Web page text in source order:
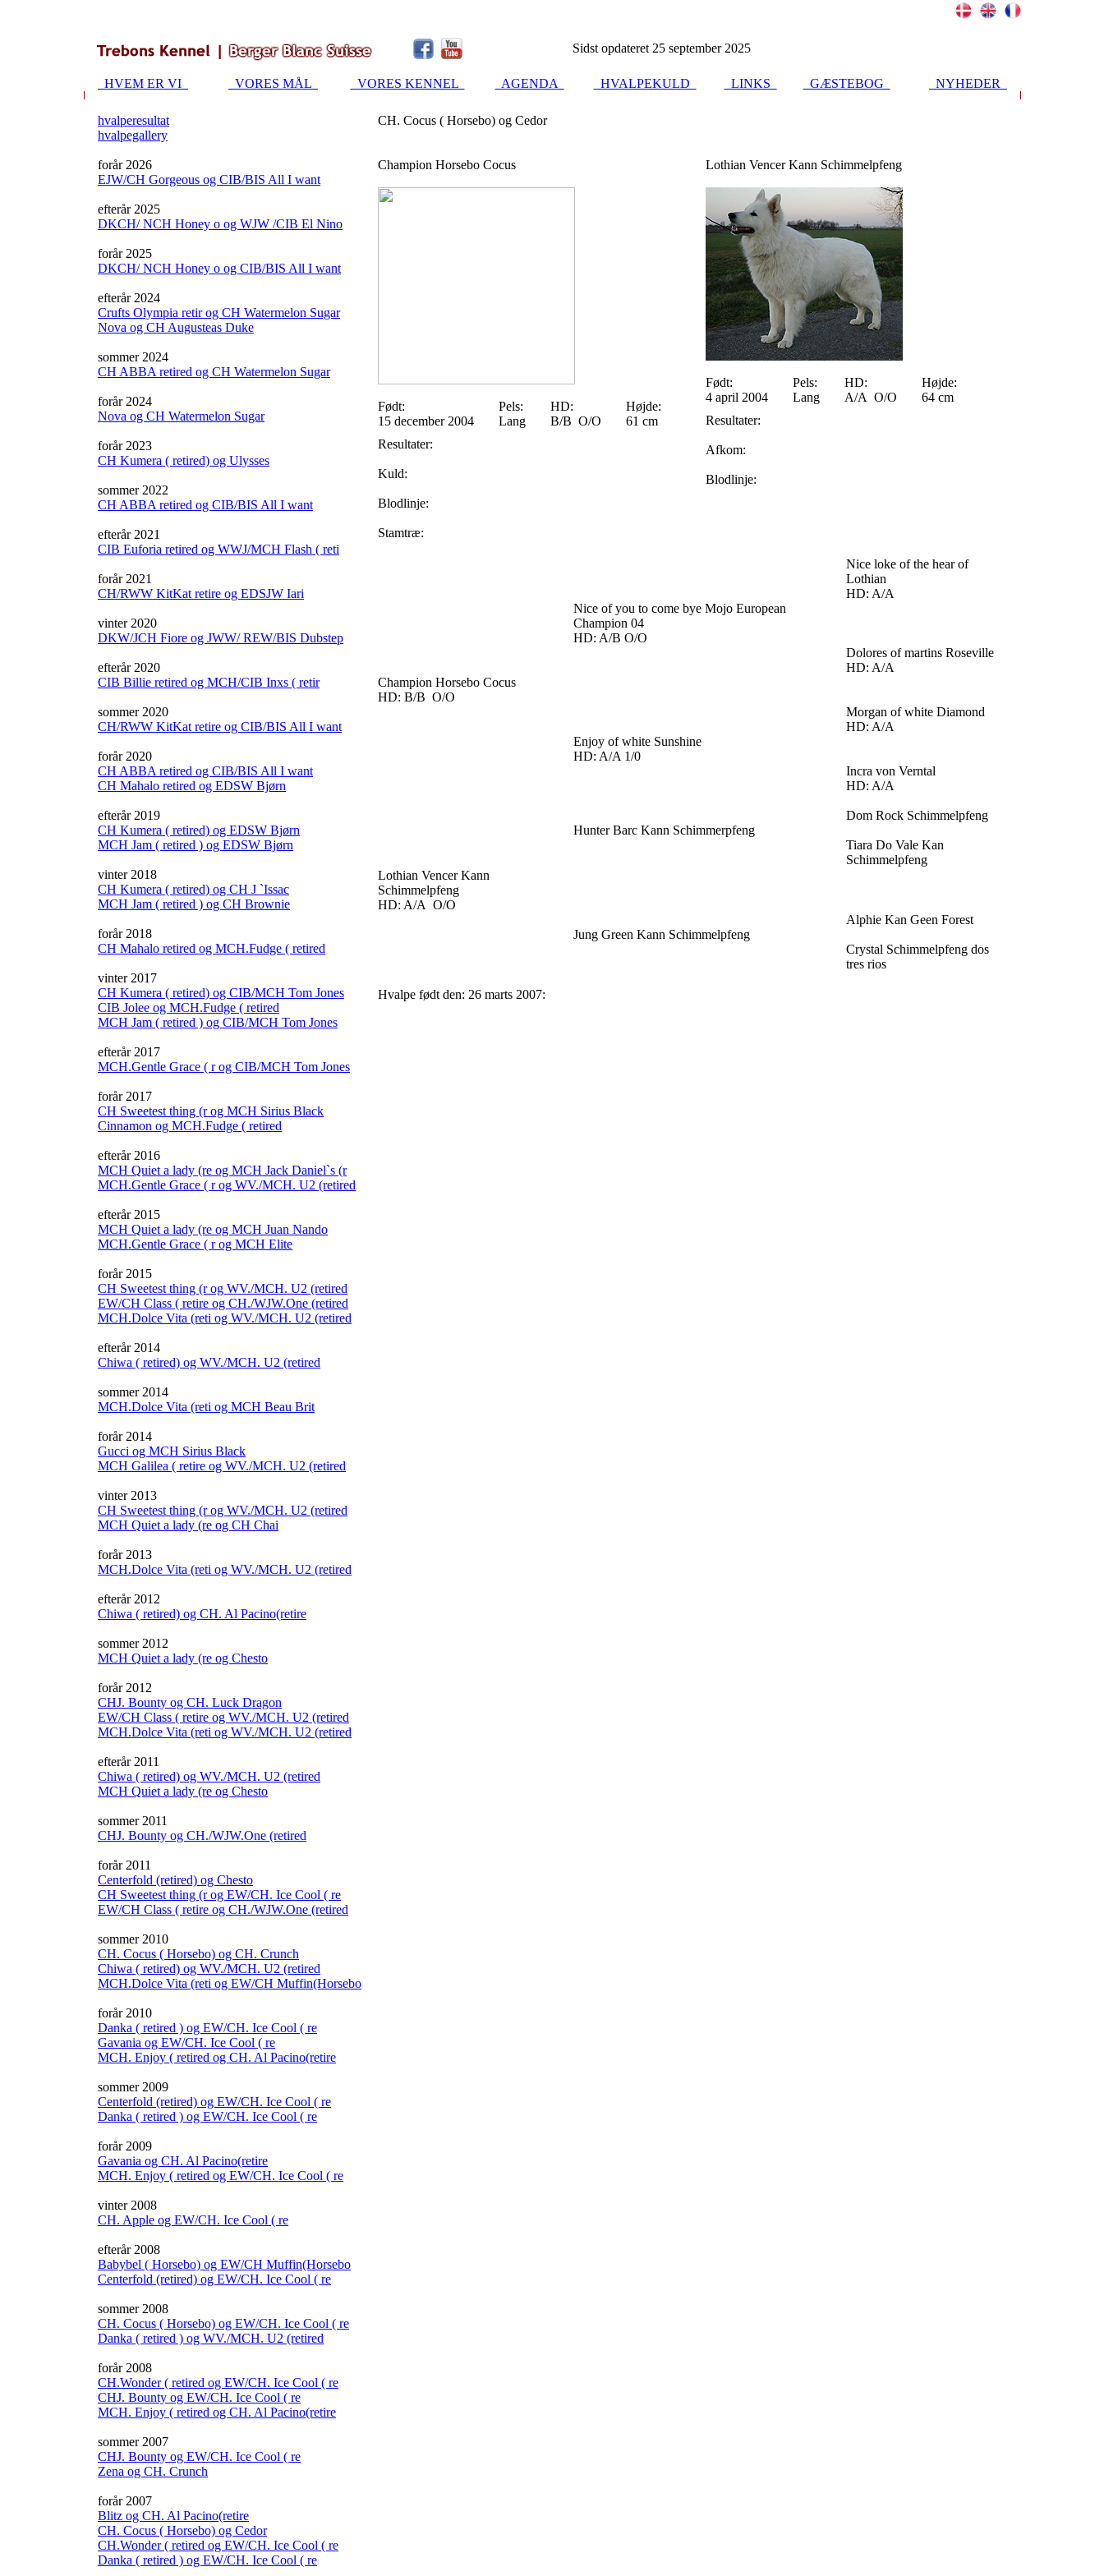
Sidst opdateret 25 september 2025
HVEM ER VI VORES MÅL VORES KENNEL AGENDA HVALPEKULD LINKS GÆSTEBOG NYHEDER
hvalperesultat
hvalpegallery
forår 2026
EJW/CH Gorgeous og CIB/BIS All I want
efterår 2025
DKCH/ NCH Honey o og WJW /CIB El Nino
forår 2025
DKCH/ NCH Honey o og CIB/BIS All I want
efterår 2024
Crufts Olympia retir og CH Watermelon Sugar
Nova og CH Augusteas Duke
sommer 2024
CH ABBA retired og CH Watermelon Sugar
forår 2024
Nova og CH Watermelon Sugar
forår 2023
CH Kumera ( retired) og Ulysses
sommer 2022
CH ABBA retired og CIB/BIS All I want
efterår 2021
CIB Euforia retired og WWJ/MCH Flash ( reti
forår 2021
CH/RWW KitKat retire og EDSJW Iari
vinter 2020
DKW/JCH Fiore og JWW/ REW/BIS Dubstep
efterår 2020
CIB Billie retired og MCH/CIB Inxs ( retir
sommer 2020
CH/RWW KitKat retire og CIB/BIS All I want
forår 2020
CH ABBA retired og CIB/BIS All I want
CH Mahalo retired og EDSW Bjørn
efterår 2019
CH Kumera ( retired) og EDSW Bjørn
MCH Jam ( retired ) og EDSW Bjørn
vinter 2018
CH Kumera ( retired) og CH J `Issac
MCH Jam ( retired ) og CH Brownie
forår 2018
CH Mahalo retired og MCH.Fudge ( retired
vinter 2017
CH Kumera ( retired) og CIB/MCH Tom Jones
CIB Jolee og MCH.Fudge ( retired
MCH Jam ( retired ) og CIB/MCH Tom Jones
efterår 2017
MCH.Gentle Grace ( r og CIB/MCH Tom Jones
forår 2017
CH Sweetest thing (r og MCH Sirius Black
Cinnamon og MCH.Fudge ( retired
efterår 2016
MCH Quiet a lady (re og MCH Jack Daniel`s (r
MCH.Gentle Grace ( r og WV./MCH. U2 (retired
efterår 2015
MCH Quiet a lady (re og MCH Juan Nando
MCH.Gentle Grace ( r og MCH Elite
forår 2015
CH Sweetest thing (r og WV./MCH. U2 (retired
EW/CH Class ( retire og CH./WJW.One (retired
MCH.Dolce Vita (reti og WV./MCH. U2 (retired
efterår 2014
Chiwa ( retired) og WV./MCH. U2 (retired
sommer 2014
MCH.Dolce Vita (reti og MCH Beau Brit
forår 2014
Gucci og MCH Sirius Black
MCH Galilea ( retire og WV./MCH. U2 (retired
vinter 2013
CH Sweetest thing (r og WV./MCH. U2 (retired
MCH Quiet a lady (re og CH Chai
forår 2013
MCH.Dolce Vita (reti og WV./MCH. U2 (retired
efterår 2012
Chiwa ( retired) og CH. Al Pacino(retire
sommer 2012
MCH Quiet a lady (re og Chesto
forår 2012
CHJ. Bounty og CH. Luck Dragon
EW/CH Class ( retire og WV./MCH. U2 (retired
MCH.Dolce Vita (reti og WV./MCH. U2 (retired
efterår 2011
Chiwa ( retired) og WV./MCH. U2 (retired
MCH Quiet a lady (re og Chesto
sommer 2011
CHJ. Bounty og CH./WJW.One (retired
forår 2011
Centerfold (retired) og Chesto
CH Sweetest thing (r og EW/CH. Ice Cool ( re
EW/CH Class ( retire og CH./WJW.One (retired
sommer 2010
CH. Cocus ( Horsebo) og CH. Crunch
Chiwa ( retired) og WV./MCH. U2 (retired
MCH.Dolce Vita (reti og EW/CH Muffin(Horsebo
forår 2010
Danka ( retired ) og EW/CH. Ice Cool ( re
Gavania og EW/CH. Ice Cool ( re
MCH. Enjoy ( retired og CH. Al Pacino(retire
sommer 2009
Centerfold (retired) og EW/CH. Ice Cool ( re
Danka ( retired ) og EW/CH. Ice Cool ( re
forår 2009
Gavania og CH. Al Pacino(retire
MCH. Enjoy ( retired og EW/CH. Ice Cool ( re
vinter 2008
CH. Apple og EW/CH. Ice Cool ( re
efterår 2008
Babybel ( Horsebo) og EW/CH Muffin(Horsebo
Centerfold (retired) og EW/CH. Ice Cool ( re
sommer 2008
CH. Cocus ( Horsebo) og EW/CH. Ice Cool ( re
Danka ( retired ) og WV./MCH. U2 (retired
forår 2008
CH.Wonder ( retired og EW/CH. Ice Cool ( re
CHJ. Bounty og EW/CH. Ice Cool ( re
MCH. Enjoy ( retired og CH. Al Pacino(retire
sommer 2007
CHJ. Bounty og EW/CH. Ice Cool ( re
Zena og CH. Crunch
forår 2007
Blitz og CH. Al Pacino(retire
CH. Cocus ( Horsebo) og Cedor
CH.Wonder ( retired og EW/CH. Ice Cool ( re
Danka ( retired ) og EW/CH. Ice Cool ( re
CH. Cocus ( Horsebo) og Cedor
Champion Horsebo Cocus
Født: Pels: HD:
Højde:
15 december 2004
Lang B/B O/O
61 cm
Resultater:
Kuld:
Blodlinje:
Lothian Vencer Kann Schimmelpfeng
Født: Pels: HD:
Højde:
4 april 2004
Lang A/A O/O
64 cm
Resultater:
Afkom:
Blodlinje:
Stamtræ:
Nice loke of the hear of
Lothian
HD: A/A
Nice of you to come bye Mojo European
Champion 04
HD: A/B O/O
Dolores of martins Roseville
HD: A/A
Champion Horsebo Cocus
HD: B/B O/O
Morgan of white Diamond
HD: A/A
Enjoy of white Sunshine
HD: A/A 1/0
Incra von Verntal
HD: A/A
Dom Rock Schimmelpfeng
Hunter Barc Kann Schimmerpfeng
Tiara Do Vale Kan
Schimmelpfeng
Lothian Vencer Kann
Schimmelpfeng
HD: A/A O/O
Alphie Kan Geen Forest
Jung Green Kann Schimmelpfeng
Crystal Schimmelpfeng dos
tres rios
Hvalpe født den: 26 marts 2007: